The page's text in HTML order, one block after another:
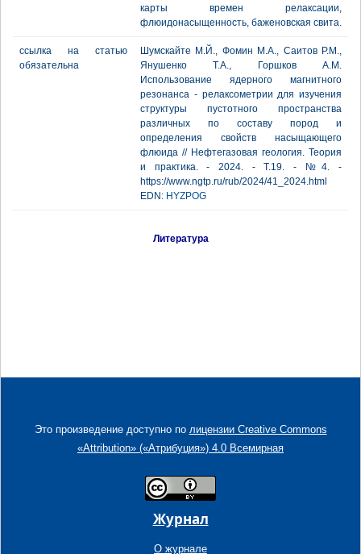
карты времен релаксации,
флюидонасыщенность, баженовская свита.
ссылка на статью
обязательна
Шумскайте М.Й., Фомин М.А., Саитов Р.М.,
Янушенко Т.А., Горшков А.М.
Использование ядерного магнитного
резонанса - релаксометрии для изучения
структуры пустотного пространства
различных по составу пород и
определения свойств насыщающего
флюида // Нефтегазовая геология. Теория
и практика. - 2024. - Т.19. - №4. -
https://www.ngtp.ru/rub/2024/41_2024.html
EDN: HYZPOG
Литература
Это произведение доступно по лицензии Creative Commons
«Attribution» («Атрибуция») 4.0 Всемирная
Журнал
О журнале